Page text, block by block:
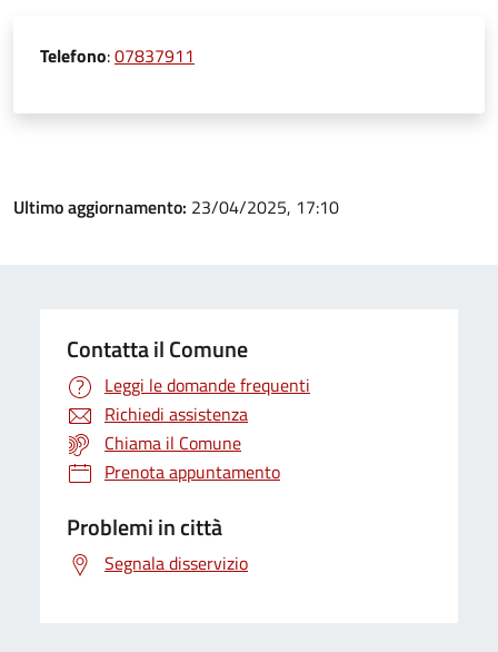
Telefono:07837911
Ultimo aggiornamento: 23/04/2025, 17:10
Contatta il Comune
Leggi le domande frequenti
Richiedi assistenza
Chiama il Comune
Prenota appuntamento
Problemi in città
Segnala disservizio